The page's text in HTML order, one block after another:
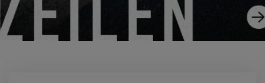
EXCESS 14